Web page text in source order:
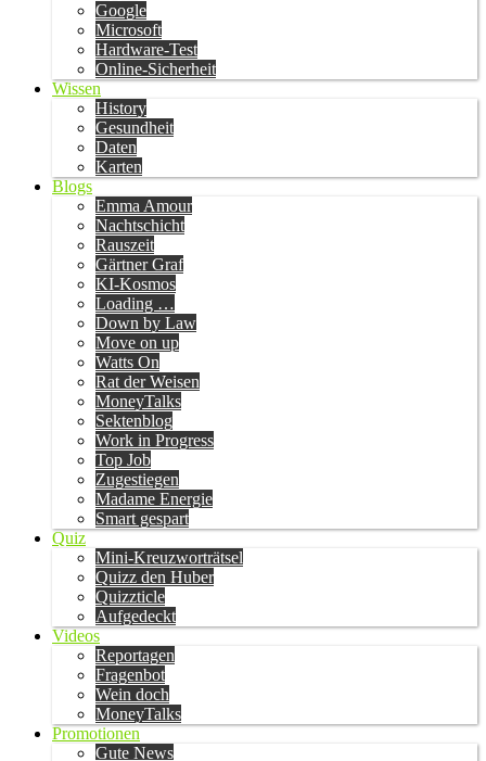
Google
Microsoft
Hardware-Test
Online-Sicherheit
Wissen
History
Gesundheit
Daten
Karten
Blogs
Emma Amour
Nachtschicht
Rauszeit
Gärtner Graf
KI-Kosmos
Loading …
Down by Law
Move on up
Watts On
Rat der Weisen
MoneyTalks
Sektenblog
Work in Progress
Top Job
Zugestiegen
Madame Energie
Smart gespart
Quiz
Mini-Kreuzworträtsel
Quizz den Huber
Quizzticle
Aufgedeckt
Videos
Reportagen
Fragenbot
Wein doch
MoneyTalks
Promotionen
Gute News